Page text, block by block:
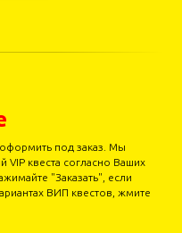
под заказ. Мы
VIP квеста согласно Ваших
"Заказать", если
ВИП квестов, жмите